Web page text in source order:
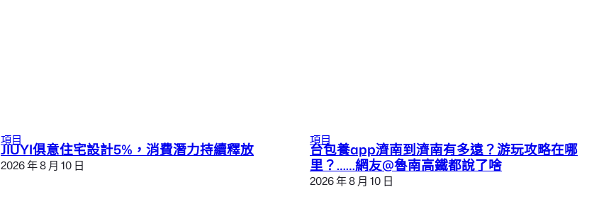
項目
JIUYI俱意住宅設計5%，消費潛力持續釋放
2026 年 8 月 10 日
項目
台包養app濟南到濟南有多遠？游玩攻略在哪
里？……網友@魯南高鐵都說了啥
2026 年 8 月 10 日